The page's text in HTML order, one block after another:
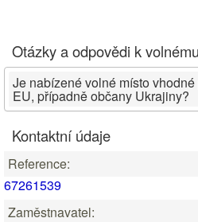
Otázky a odpovědi k
Je nabízené volné místo
EU, případně občany Ukrajiny?
Kontaktní údaje
Reference:
67261539
Zaměstnavatel: